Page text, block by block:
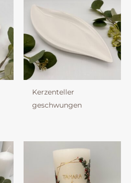
Kerzenteller
geschwungen